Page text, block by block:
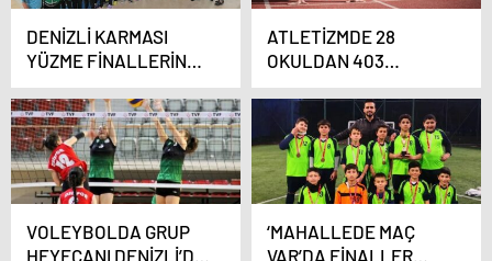
DENİZLİ KARMASI
YÜZME FİNALLERİNE
KALDI
ATLETİZMDE 28
OKULDAN 403
SPORCU TER
DÖKECEK
VOLEYBOLDA GRUP
HEYECANI DENİZLİ’DE
‘MAHALLEDE MAÇ
VAR’DA FİNALLER